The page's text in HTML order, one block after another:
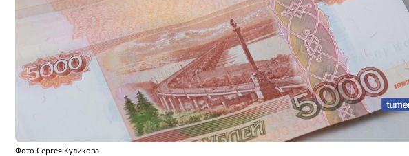
Фото Сергея Куликова